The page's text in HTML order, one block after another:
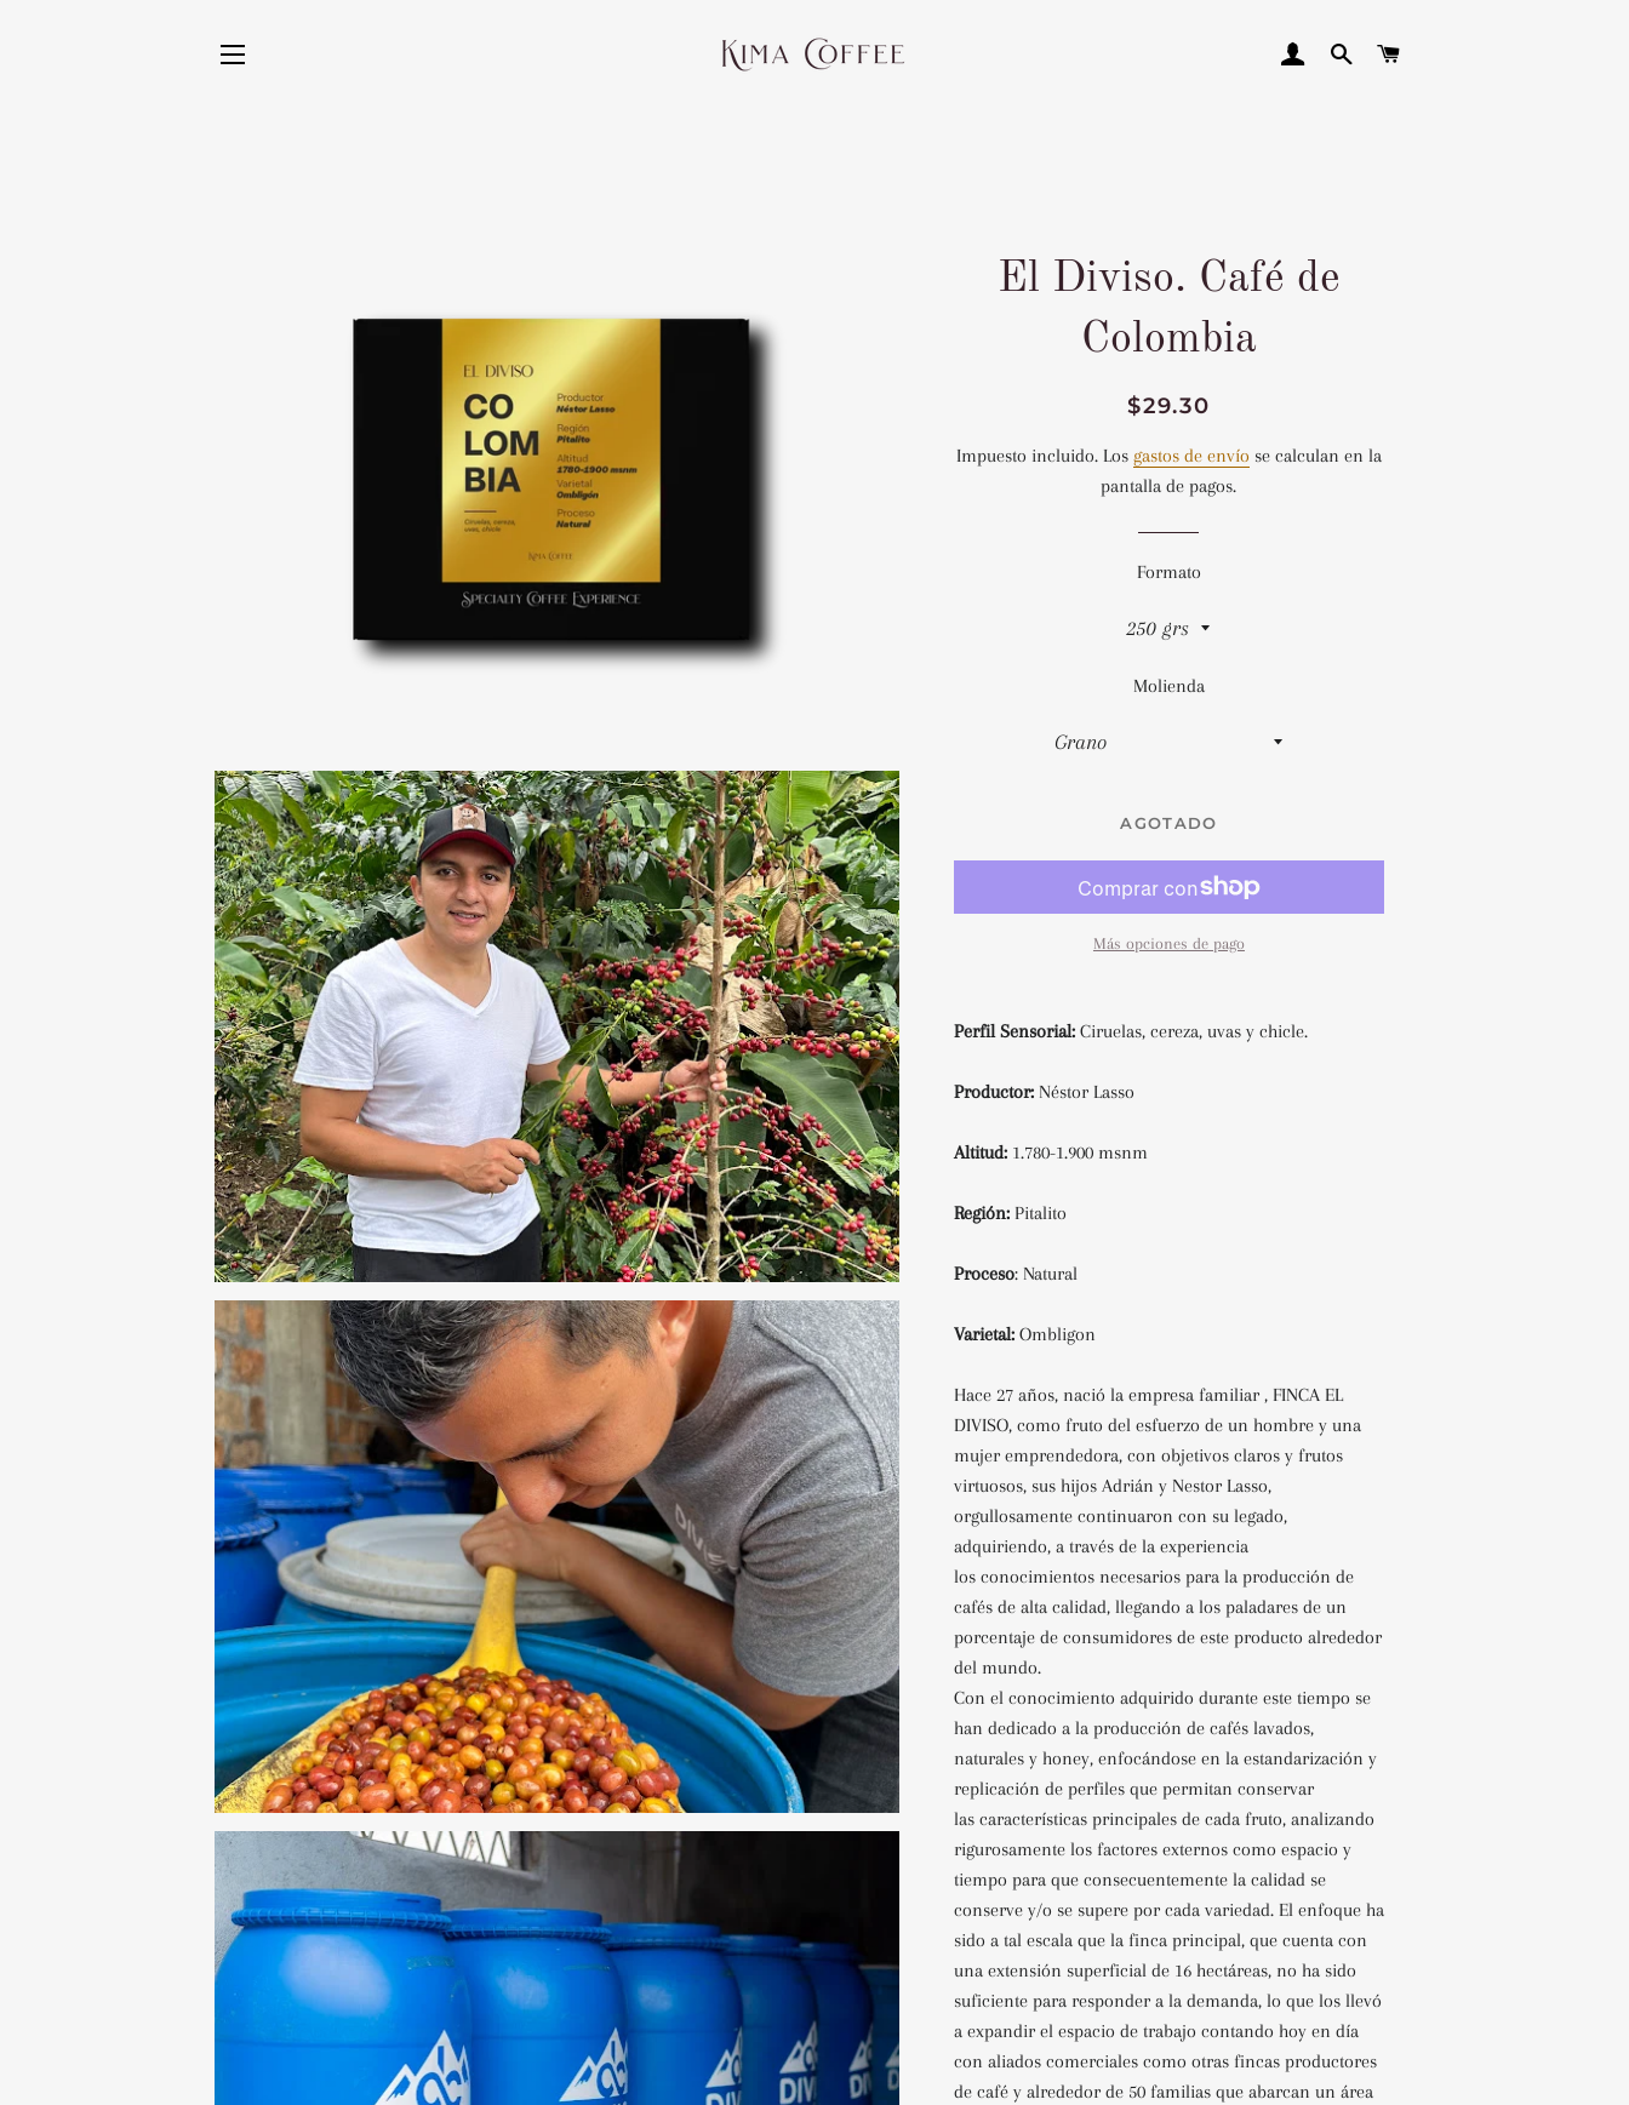
INGRESAR
BUSCAR
El Diviso. Café de
Colombia
Precio
Precio
venta
$29.30
Impuesto incluido. Los gastos de envío se calculan en la
pantalla de pagos.
Formato
Molienda
AGOTADO
Más opciones de pago
Perfil Sensorial: Ciruelas, cereza, uvas y chicle.
Productor: Néstor Lasso
Altitud: 1.780-1.900 msnm
Región: Pitalito
Proceso: Natural
Varietal: Ombligon
Hace 27 años, nació la empresa familiar , FINCA EL
DIVISO, como fruto del esfuerzo de un hombre y una
mujer emprendedora, con objetivos claros y frutos
virtuosos, sus hijos Adrián y Nestor Lasso,
orgullosamente continuaron con su legado,
adquiriendo, a través de la experiencia
los conocimientos necesarios para la producción de
cafés de alta calidad, llegando a los paladares de un
porcentaje de consumidores de este producto alrededor
del mundo.
Con el conocimiento adquirido durante este tiempo se
han dedicado a la producción de cafés lavados,
naturales y honey, enfocándose en la estandarización y
replicación de perfiles que permitan conservar
las características principales de cada fruto, analizando
rigurosamente los factores externos como espacio y
tiempo para que consecuentemente la calidad se
conserve y/o se supere por cada variedad. El enfoque ha
sido a tal escala que la finca principal, que cuenta con
una extensión superficial de 16 hectáreas, no ha sido
suficiente para responder a la demanda, lo que los llevó
a expandir el espacio de trabajo contando hoy en día
con aliados comerciales como otras fincas productores
de café y alrededor de 50 familias que abarcan un área